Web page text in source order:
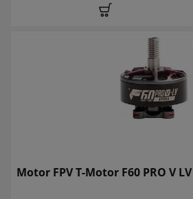
Motor FPV T-Motor F60 PRO V